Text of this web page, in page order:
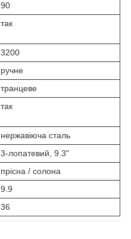
90
так
3200
ручне
транцеве
так
нержавіюча сталь
3-лопатевий, 9.3"
прісна / солона
9.9
36